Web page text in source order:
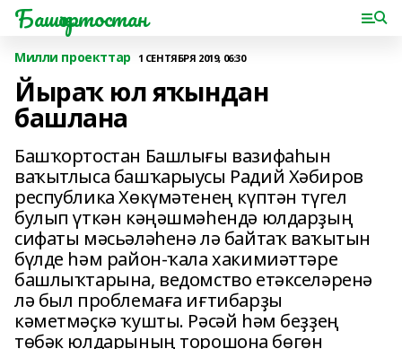
Башҡортостан
Милли проекттар 1 СЕНТЯБРЯ 2019, 06:30
Йыраҡ юл яҡындан
башлана
Башҡортостан Башлығы вазифаһын
ваҡытлыса башҡарыусы Радий Хәбиров
республика Хөкүмәтенең күптән түгел
булып үткән кәңәшмәһендә юлдарҙың
сифаты мәсьәләһенә лә байтаҡ ваҡытын
бүлде һәм район-ҡала хакимиәттәре
башлыҡтарына, ведомство етәкселәренә
лә был проблемаға иғтибарҙы
кәметмәҫкә ҡушты. Рәсәй һәм беҙҙең
төбәк юлдарының торошона бөгөн